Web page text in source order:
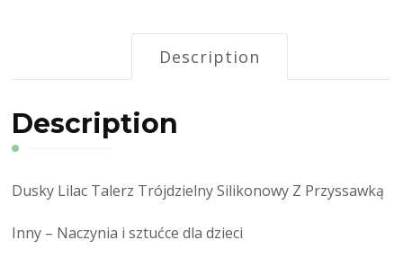
Description
Description
Dusky Lilac Talerz Trójdzielny Silikonowy Z Przyssawką
Inny – Naczynia i sztućce dla dzieci